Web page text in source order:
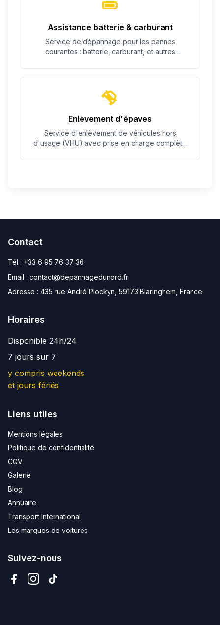
Assistance batterie & carburant
Service de dépannage pour les pannes
courantes : batterie, carburant, et autres
Enlèvement d'épaves
Service d'enlèvement de véhicules hors
d'usage (VHU) avec prise en charge complète
Contact
Tél : +33 6 95 76 37 36
Email : contact@depannagedunord.fr
Adresse : 435 rue André Plockyn, 59173 Blaringhem, France
Horaires
Disponible 24h/24
7 jours sur 7
y compris weekends
et jours fériés
Liens utiles
Mentions légales
Politique de confidentialité
CGV
Galerie
Blog
Annuaire
Transport International
Les marques de voitures
Suivez-nous